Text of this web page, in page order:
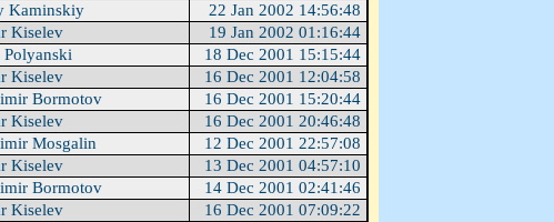
Kaminskiy
22 Jan 2002 14:56:48
Kiselev
19 Jan 2002 01:16:44
Polyanski
18 Dec 2001 15:15:44
Kiselev
16 Dec 2001 12:04:58
Bormotov
16 Dec 2001 15:20:44
Kiselev
16 Dec 2001 20:46:48
Mosgalin
12 Dec 2001 22:57:08
Kiselev
13 Dec 2001 04:57:10
Bormotov
14 Dec 2001 02:41:46
Kiselev 16 Dec 2001 07:09:22